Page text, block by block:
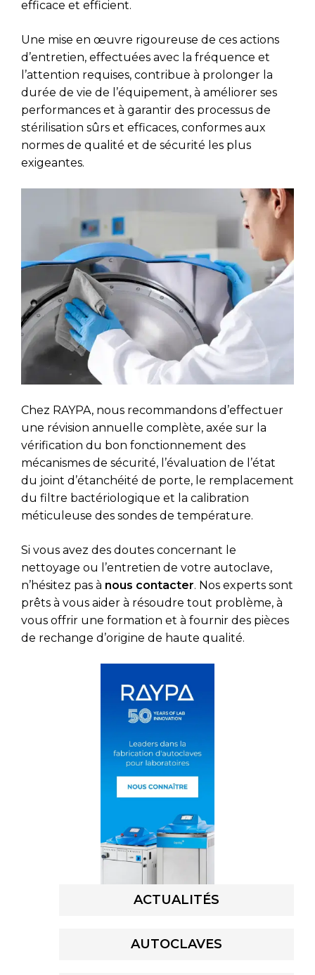
efficace et efficient.
Une mise en œuvre rigoureuse de ces actions
d’entretien, effectuées avec la fréquence et
l’attention requises, contribue à prolonger la
durée de vie de l’équipement, à améliorer ses
performances et à garantir des processus de
stérilisation sûrs et efficaces, conformes aux
normes de qualité et de sécurité les plus
exigeantes.
Chez RAYPA, nous recommandons d’effectuer
une révision annuelle complète, axée sur la
vérification du bon fonctionnement des
mécanismes de sécurité, l’évaluation de l’état
du joint d’étanchéité de porte, le remplacement
du filtre bactériologique et la calibration
méticuleuse des sondes de température.
Si vous avez des doutes concernant le
nettoyage ou l’entretien de votre autoclave,
n’hésitez pas à nous contacter. Nos experts sont
prêts à vous aider à résoudre tout problème, à
vous offrir une formation et à fournir des pièces
de rechange d’origine de haute qualité.
ACTUALITÉS
AUTOCLAVES